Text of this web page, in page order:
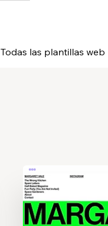
Todas las plantillas web